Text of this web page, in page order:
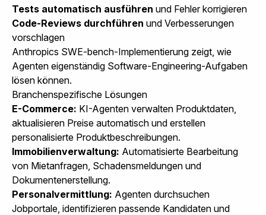
Tests automatisch ausführen und Fehler korrigieren
Code-Reviews durchführen und Verbesserungen
vorschlagen
Anthropics SWE-bench-Implementierung zeigt, wie
Agenten eigenständig Software-Engineering-Aufgaben
lösen können.
Branchenspezifische Lösungen
E-Commerce: KI-Agenten verwalten Produktdaten,
aktualisieren Preise automatisch und erstellen
personalisierte Produktbeschreibungen.
Immobilienverwaltung: Automatisierte Bearbeitung
von Mietanfragen, Schadensmeldungen und
Dokumentenerstellung.
Personalvermittlung: Agenten durchsuchen
Jobportale, identifizieren passende Kandidaten und